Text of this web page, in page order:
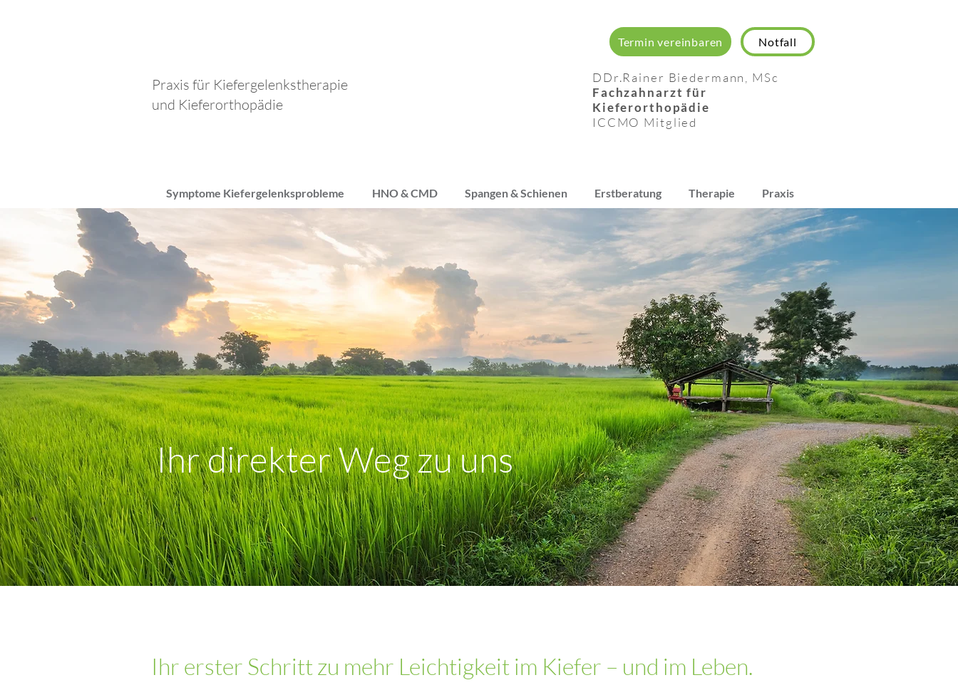
Praxis für Kiefergelenkstherapie
und Kieferorthopädie
Termin vereinbaren Notfall
DDr.Rainer Biedermann, MSc
Fachzahnarzt für
Kieferorthopädie
ICCMO Mitglied
Symptome Kiefergelenksprobleme HNO & CMD Spangen & Schienen Erstberatung Therapie Praxis
Ihr direkter Weg zu uns
Ihr erster Schritt zu mehr Leichtigkeit im Kiefer – und im Leben.